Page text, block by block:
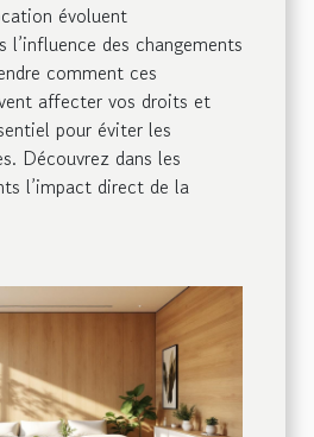
évoluent
l’influence des changements
comment ces
affecter vos droits et
pour éviter les
Découvrez dans les
l’impact direct de la